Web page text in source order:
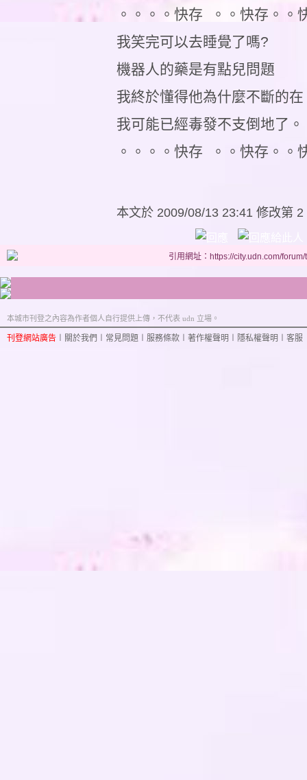
。。。。快存 。。快存。。
我笑完可以去睡覺了嗎?
機器人的藥是有點兒問題
我終於懂得他為什麼不斷的
我可能已經毒發不支倒地了
。。。。快存 。。快存。。
本文於 2009/08/13 23:41 修改第 2
引用網址：https://city.udn.com/
本城市刊登之內容為作者個人自行提供上傳，不代表 udn 立場。
刊登網站廣告 關於我們 常見問題 服務條款 著作權聲明 隱私權聲明 客服